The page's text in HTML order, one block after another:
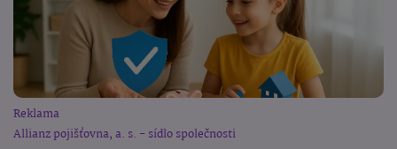
Reklama
Allianz pojišťovna, a. s. - sídlo společnosti